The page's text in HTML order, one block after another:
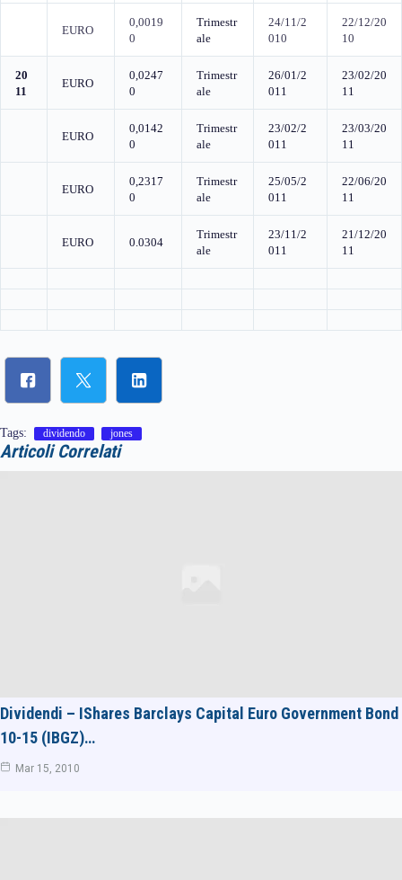
EURO
0,0019
0
Trimestr
ale
24/11/2
010
22/12/20
10
20
11
EURO
0,0247
0
Trimestr
ale
26/01/2
011
23/02/20
11
EURO
0,0142
0
Trimestr
ale
23/02/2
011
23/03/20
11
EURO
0,2317
0
Trimestr
ale
25/05/2
011
22/06/20
11
EURO 0.0304
Trimestr
ale
23/11/2
011
21/12/20
11
Tags: dividendo jones
Articoli Correlati
Dividendi – IShares Barclays Capital Euro Government Bond
10-15 (IBGZ)…
Mar 15, 2010